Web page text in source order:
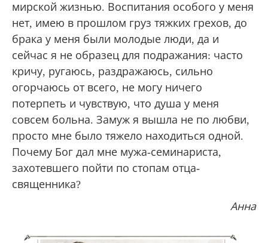
мирской жизнью. Воспитания особого у меня
нет, имею в прошлом груз тяжких грехов, до
брака у меня были молодые люди, да и
сейчас я не образец для подражания: часто
кричу, ругаюсь, раздражаюсь, сильно
огорчаюсь от всего, не могу ничего
потерпеть и чувствую, что душа у меня
совсем больна. Замуж я вышла не по любви,
просто мне было тяжело находиться одной.
Почему Бог дал мне мужа-семинариста,
захотевшего пойти по стопам отца-
священника?
Анна